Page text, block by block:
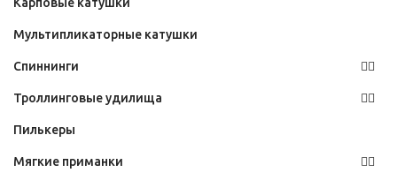
Карповые катушки
Мультипликаторные катушки
Спиннинги
Троллинговые удилища
Пилькеры
Мягкие приманки